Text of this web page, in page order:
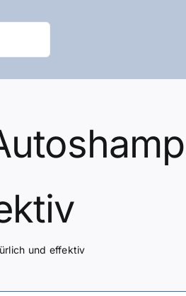
und effektiv